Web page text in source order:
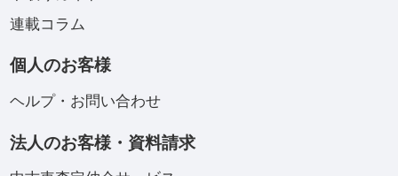
連載コラム
個人のお客様
ヘルプ・お問い合わせ
法人のお客様・資料請求